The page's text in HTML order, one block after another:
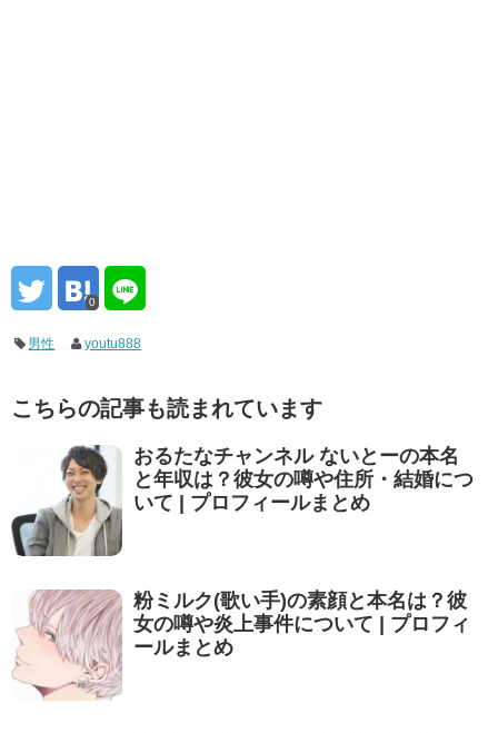
0
男性 youtu888
こちらの記事も読まれています
おるたなチャンネル ないとーの本名
と年収は？彼女の噂や住所・結婚につ
いて | プロフィールまとめ
粉ミルク(歌い手)の素顔と本名は？彼
女の噂や炎上事件について | プロフィ
ールまとめ